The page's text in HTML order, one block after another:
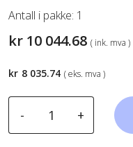
kr 10 044.68 ( ink. mva )
Antall i pakke: 1
-
tralle
til
+
kr 8 035.74 ( eks. mva )